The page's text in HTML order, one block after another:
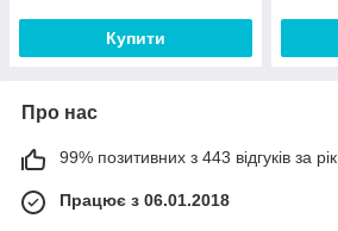
Купити
Про нас
99% позитивних з 443 відгуків за рік
Працює з 06.01.2018